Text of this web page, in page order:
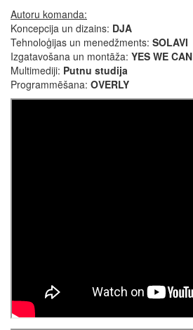
Autoru komanda:
Koncepcija un dizains: DJA
Tehnoloģijas un menedžments: SOLAVI
Izgatavošana un montāža: YES WE CAN
Multimediji: Putnu studija
Programmēšana: OVERLY